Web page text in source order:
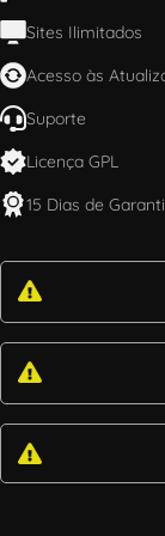
Sites Ilimitados
Acesso às
Suporte
Licença GPL
15 Dias de